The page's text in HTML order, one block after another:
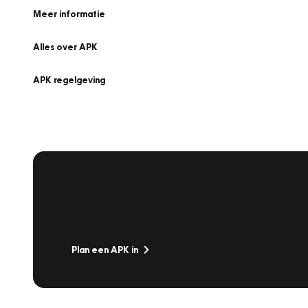
Meer informatie
Alles over APK
APK regelgeving
Plan een APK in